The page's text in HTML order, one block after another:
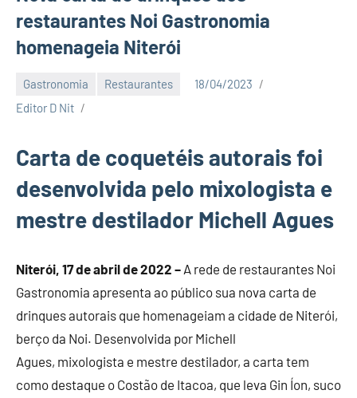
restaurantes Noi Gastronomia
homenageia Niterói
Gastronomia Restaurantes
18/04/2023
Editor D Nit
Carta de coquetéis autorais foi
desenvolvida pelo mixologista e
mestre destilador Michell Agues
Niterói, 17 de abril de 2022 – A rede de restaurantes Noi
Gastronomia apresenta ao público sua nova carta de
drinques autorais que homenageiam a cidade de Niterói,
berço da Noi. Desenvolvida por Michell
Agues, mixologista e mestre destilador, a carta tem
como destaque o Costão de Itacoa, que leva Gin Íon, suco